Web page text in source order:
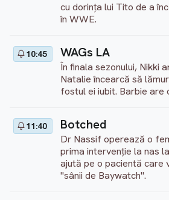
cu dorința lui Tito de a
în WWE.
10:45 WAGs LA
În finala sezonului, Nikki
Natalie încearcă să
fostul ei iubit. Barbie are
11:40 Botched
Dr Nassif operează o
prima intervenție la nas
ajută pe o pacientă care
"sânii de Baywatch".